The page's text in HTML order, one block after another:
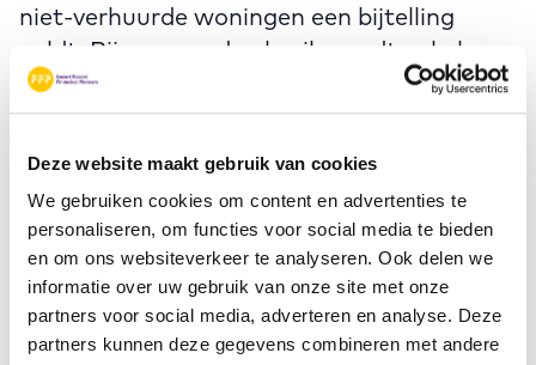
Deze website maakt gebruik van cookies
We gebruiken cookies om content en advertenties te
personaliseren, om functies voor social media te bieden
en om ons websiteverkeer te analyseren. Ook delen we
informatie over uw gebruik van onze site met onze
partners voor social media, adverteren en analyse. Deze
partners kunnen deze gegevens combineren met andere
niet-verhuurde woningen een bijtelling
geldt. Bij gemengd gebruik wordt gekeken
naar het hoogste bedrag van de bijtelling of
huurinkomsten. Hoe de voorkoming van
dubbele belasting wordt berekend, is nog
toekomstig netto rendement goed in te
schatten.
De regels rondom box 3 zijn volop in
beweging. Op 6 juni 2024 oordeelde de